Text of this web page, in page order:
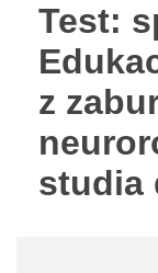
Test:
z
studia